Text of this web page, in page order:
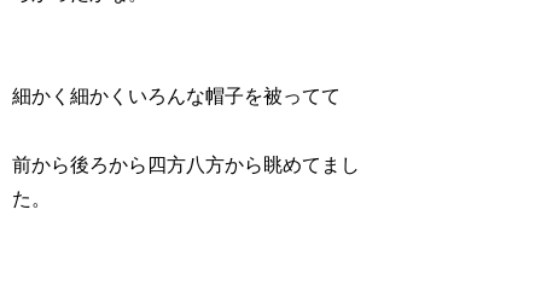
細かく細かくいろんな帽子を被ってて
前から後ろから四方八方から眺めてまし
た。